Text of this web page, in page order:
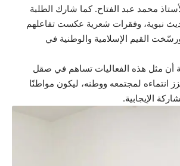
محمد عبد الفتاح. كما شارك الطلبة
نبوية، وفقرات شعرية عكست تفاعلهم
القيم الإسلامية والوطنية في
أن مثل هذه الفعاليات تساهم في صقل
انتماءه لمجتمعه ووطنه، ليكون مواطنًا
الإيجابية.